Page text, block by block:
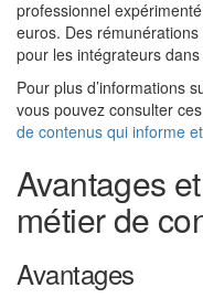
professionnel
euros. Des
pour les intégrateurs
Pour plus d’informations
vous pouvez consulter
de contenus qui informe
Avantages
métier de
Avantages